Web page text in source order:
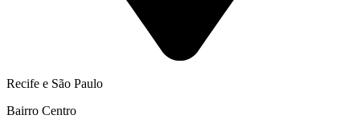
Recife e São Paulo
Bairro Centro